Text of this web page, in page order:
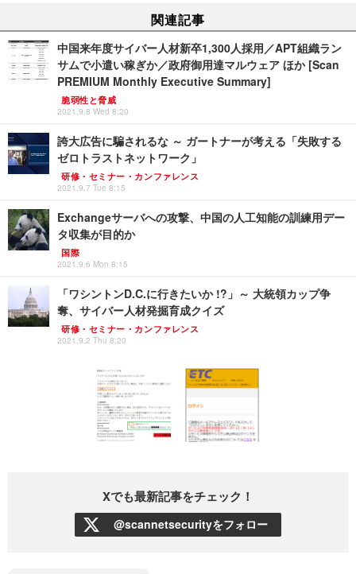
関連記事
中国来年度サイバー人材新卒1,300人採用／APT組織ラン
サムで小遣い稼ぎか／政府御用達マルウェア ほか [Scan
PREMIUM Monthly Executive Summary]
脆弱性と脅威
2021.9.8 Wed 8:20
誇大広告に騙されるな ～ ガートナーが考える「失敗する
ゼロトラストネットワーク」
研修・セミナー・カンファレンス
2021.9.7 Tue 8:15
Exchangeサーバへの攻撃、中国の人工知能の訓練用デー
タ収集が目的か
国際
2021.9.6 Mon 8:15
「ワシントンD.C.に行きたいか !?」～ 大統領カップ争
奪、サイバー人材発掘育成クイズ
研修・セミナー・カンファレンス
2021.9.2 Thu 8:20
Xでも最新記事をチェック！
@scannetsecurityをフォロー